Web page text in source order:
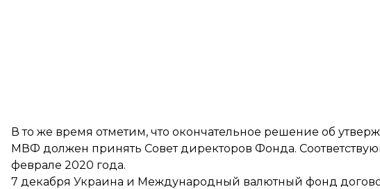
В то же время отметим, что окончательное решение об
МВФ должен принять Совет директоров Фонда.
феврале 2020 года.
7 декабря Украина и Международный валютный фонд